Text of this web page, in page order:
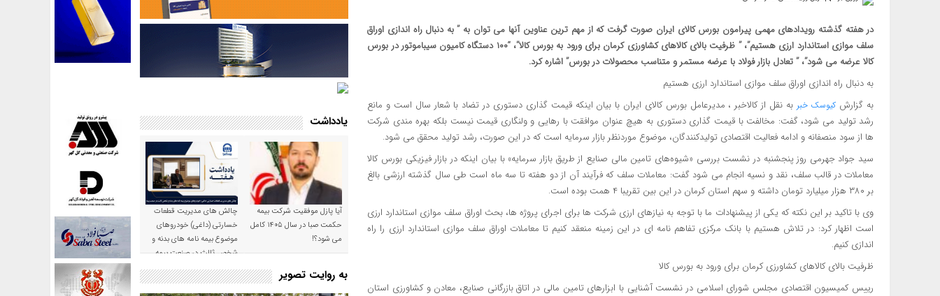
در هفته گذشته رویدادهای مهمی پیرامون بورس کالای ایران صورت گرفت که از مهم ترین عناوین آنها می توان به ” به دنبال راه اندازی اوراق
سلف موازی استاندارد ارزی هستیم”، ” ظرفیت بالای کالاهای کشاورزی کرمان برای ورود به بورس کالا”، “۱۰۰ دستگاه کامیون سیباموتور در بورس
کالا عرضه می شود”، ” تعادل بازار فولاد با عرضه مستمر و متناسب محصولات در بورس” اشاره کرد.
به دنبال راه اندازی اوراق سلف موازی استاندارد ارزی هستیم
به گزارش کیوسک خبر به نقل از کالاخبر ، مدیرعامل بورس کالای ایران با بیان اینکه قیمت گذاری دستوری در تضاد با شعار سال است و مانع
رشد تولید می شود، گفت: مخالفت با قیمت گذاری دستوری به هیچ عنوان موافقت با رهایی و ولنگاری قیمت نیست بلکه بهره مندی شرکت
ها از سود منصفانه و ادامه فعالیت اقتصادی تولیدکنندگان، موضوع موردنظر بازار سرمایه است که در این صورت، رشد تولید محقق می شود.
سید جواد جهرمی روز پنجشنبه در نشست بررسی «شیوه‌های تامین مالی صنایع از طریق بازار سرمایه» با بیان اینکه در بازار فیزیکی بورس کالا
معاملات در قالب سلف، نقد و نسیه انجام می شود گفت: معاملات سلف که فرآیند آن از دو هفته تا سه ماه است طی سال گذشته ارزشی بالغ
بر ۳۸۰ هزار میلیارد تومان داشته و سهم استان کرمان در این بین تقریبا ۴ همت بوده است.
وی با تاکید بر این نکته که یکی از پیشنهادات ما با توجه به نیازهای ارزی شرکت ها برای اجرای پروژه ها، بحث اوراق سلف موازی استاندارد ارزی
است اظهار کرد: در تلاش هستیم با بانک مرکزی تفاهم نامه ای در این زمینه منعقد کنیم تا معاملات اوراق سلف موازی استاندارد ارزی را راه
اندازی کنیم.
ظرفیت بالای کالاهای کشاورزی کرمان برای ورود به بورس کالا
رییس کمیسیون اقتصادی مجلس شورای اسلامی در نشست آشنایی با ابزارهای تامین مالی در اتاق بازرگانی صنایع، معادن و کشاورزی استان
یادداشت
آیا پازل موفقیت شرکت بیمه
حکمت صبا در سال ۱۴۰۵ کامل
می شود؟!
چالش های مدیریت قطعات
خسارتی (داغی) خودروهای
موضوع بیمه نامه های بدنه و
شخص ثالث در صنعت بیمه
به روایت تصویر